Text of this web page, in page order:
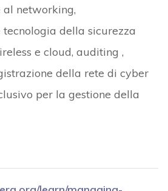
al networking,
della sicurezza
e cloud, auditing ,
della rete di cyber
per la gestione della